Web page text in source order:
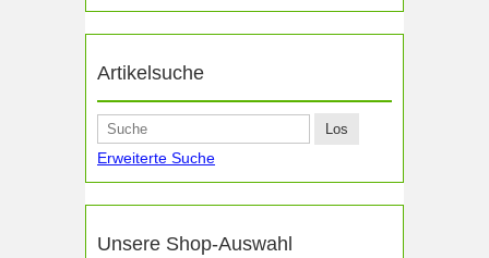
Artikelsuche
Erweiterte Suche
Unsere Shop-Auswahl